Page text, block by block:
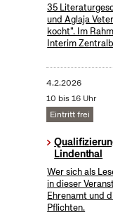
35
und Aglaja
kocht". Im
Interim
4.2.2026
10 bis 16 Uhr
Eintritt frei
Lindenthal
Wer sich als
in dieser
Ehrenamt und
Pflichten.